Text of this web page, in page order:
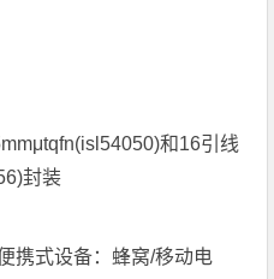
和16引线
封装
携式设备：蜂窝/移动电